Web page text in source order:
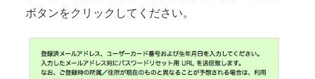
ボタンをクリックしてください。